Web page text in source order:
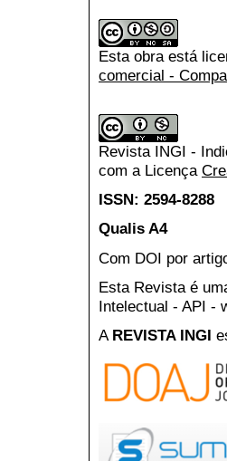
Esta obra está
comercial -
Revista INGI -
com a Licença
ISSN: 2594-8288
Qualis A4
Com DOI por
Esta Revista é
Intelectual - API -
A REVISTA INGI